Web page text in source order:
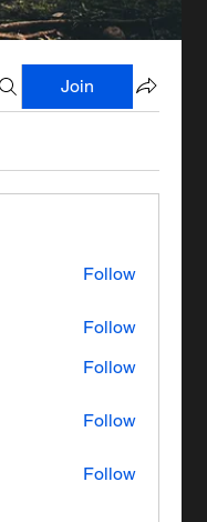
Join
Follow
Follow
Follow
Follow
Follow